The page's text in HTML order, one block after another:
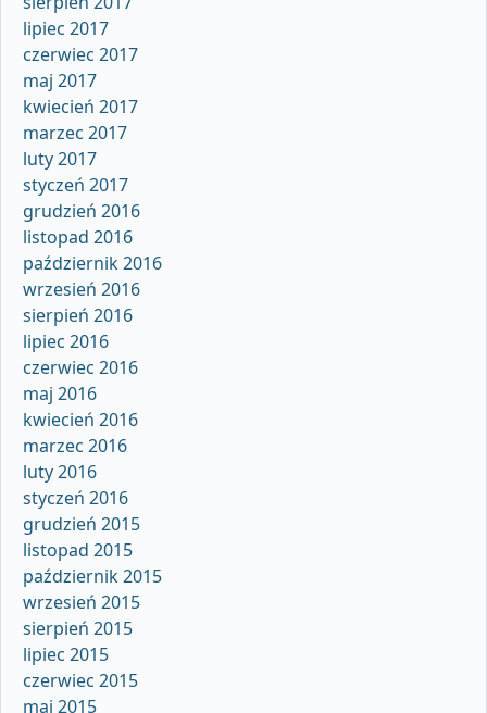
lipiec 2017
czerwiec 2017
maj 2017
kwiecień 2017
marzec 2017
luty 2017
styczeń 2017
grudzień 2016
listopad 2016
październik 2016
wrzesień 2016
sierpień 2016
lipiec 2016
czerwiec 2016
maj 2016
kwiecień 2016
marzec 2016
luty 2016
styczeń 2016
grudzień 2015
listopad 2015
październik 2015
wrzesień 2015
sierpień 2015
lipiec 2015
czerwiec 2015
maj 2015